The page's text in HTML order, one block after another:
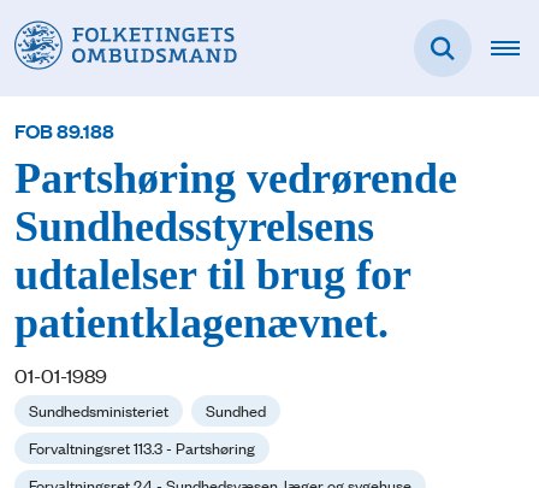
FOB 89.188
Partshøring vedrørende
Sundhedsstyrelsens
udtalelser til brug for
patientklagenævnet.
01-01-1989
Sundhedsministeriet
Sundhed
Forvaltningsret 113.3 - Partshøring